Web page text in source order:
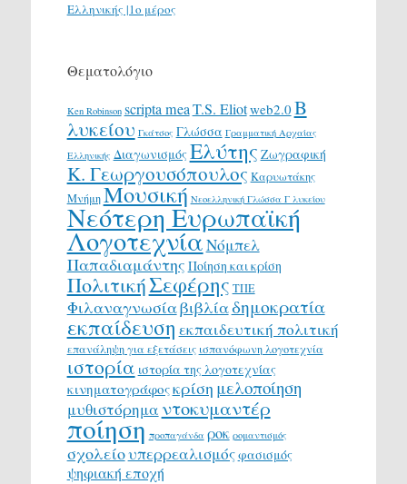
Ελληνικής |1ο μέρος
Θεματολόγιο
Ken Robinson scripta meaT.S. Eliotweb2.0 Β
λυκείου Γκάτσος Γλώσσα Γραμματική Αρχαίας
Ελληνικής ΔιαγωνισμόςΕλύτης Ζωγραφική
Κ. Γεωργουσόπουλος Καρυωτάκης
ΜνήμηΜουσική Νεοελληνική Γλώσσα Γ λυκείου
Νεότερη Ευρωπαϊκή
ΛογοτεχνίαΝόμπελ
Παπαδιαμάντης Ποίηση και κρίση
ΠολιτικήΣεφέρης ΤΠΕ
Φιλαναγνωσίαβιβλίαδημοκρατία
εκπαίδευση εκπαιδευτική πολιτική
επανάληψη για εξετάσεις ισπανόφωνη λογοτεχνία
ιστορία ιστορία της λογοτεχνίας
κινηματογράφοςκρίση μελοποίηση
μυθιστόρημα ντοκυμαντέρ
ποίηση προπαγάνδα ροκ ρομαντισμός
σχολείουπερρεαλισμόςφασισμός
ψηφιακή εποχή